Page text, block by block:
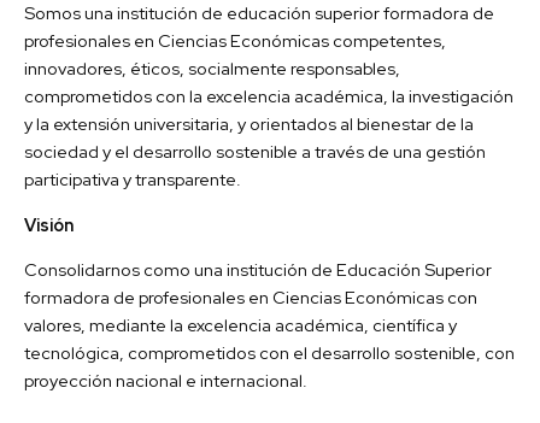
Somos una institución de educación superior formadora de
profesionales en Ciencias Económicas competentes,
innovadores, éticos, socialmente responsables,
comprometidos con la excelencia académica, la investigación
y la extensión universitaria, y orientados al bienestar de la
sociedad y el desarrollo sostenible a través de una gestión
participativa y transparente.
Visión
Consolidarnos como una institución de Educación Superior
formadora de profesionales en Ciencias Económicas con
valores, mediante la excelencia académica, científica y
tecnológica, comprometidos con el desarrollo sostenible, con
proyección nacional e internacional.